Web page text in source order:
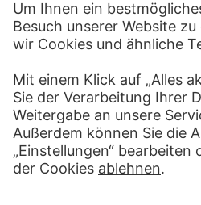
Datenschutz
Copyright © 2026 Städel Museum
All rights reserved.
DIGITALE SAMMLUNG
Startseite
Werke
Künstler
Alben